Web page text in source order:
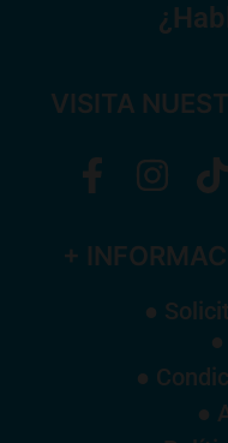
VISITA
+
●
●
●